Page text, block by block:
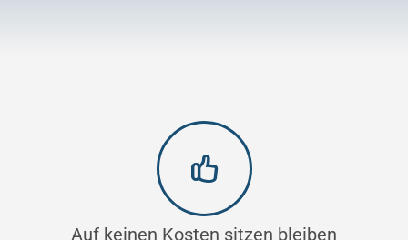
Auf keinen Kosten sitzen bleiben